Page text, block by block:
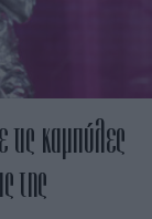
καμπύλες
της